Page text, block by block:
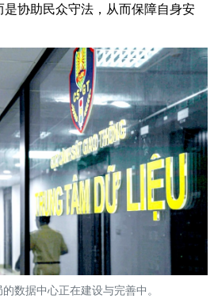
协助民众守法，从而保障自身安
数据中心正在建设与完善中。